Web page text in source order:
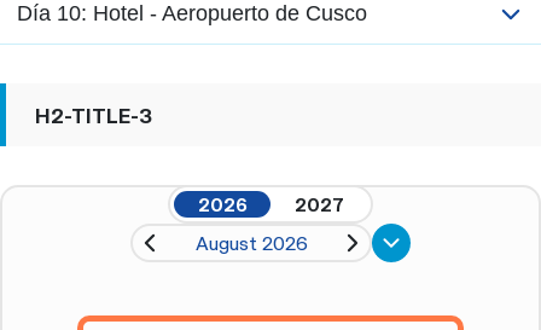
Día 10: Hotel - Aeropuerto de Cusco
H2-TITLE-3
2026
2027
August 2026